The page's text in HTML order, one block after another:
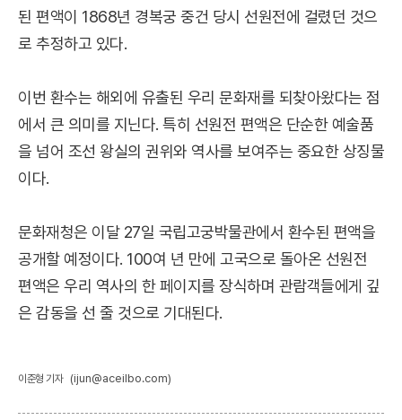
된 편액이 1868년 경복궁 중건 당시 선원전에 걸렸던 것으
로 추정하고 있다.
이번 환수는 해외에 유출된 우리 문화재를 되찾아왔다는 점
에서 큰 의미를 지닌다. 특히 선원전 편액은 단순한 예술품
을 넘어 조선 왕실의 권위와 역사를 보여주는 중요한 상징물
이다.
문화재청은 이달 27일 국립고궁박물관에서 환수된 편액을
공개할 예정이다. 100여 년 만에 고국으로 돌아온 선원전
편액은 우리 역사의 한 페이지를 장식하며 관람객들에게 깊
은 감동을 선 줄 것으로 기대된다.
이준형 기자 (ijun@aceilbo.com)